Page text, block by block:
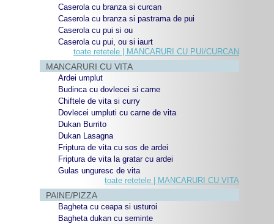
Caserola cu branza si curcan
Caserola cu branza si pastrama de pui
Caserola cu pui si ou
Caserola cu pui, ou si iaurt
toate retetele | MANCARURI CU PUI/CURCAN
MANCARURI CU VITA
Ardei umplut
Budinca cu dovlecei si carne
Chiftele de vita si curry
Dovlecei umpluti cu carne de vita
Dukan Burrito
Dukan Lasagna
Friptura de vita cu sos de ardei
Friptura de vita la gratar cu ardei
Gulas unguresc de vita
toate retetele | MANCARURI CU VITA
PAINE/PIZZA
Bagheta cu ceapa si usturoi
Bagheta dukan cu seminte